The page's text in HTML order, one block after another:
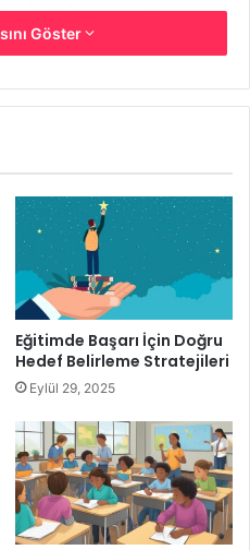
için sadece
ilgi çekici ve ikna edici e-
metin yazarlığı hizmetini
ve karmaşık bir iş var.
dahil etmek ve
Göster
Eğitimde Başarı İçin Doğru
Hedef Belirleme Stratejileri
Eylül 29, 2025